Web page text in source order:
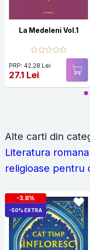
La Medeleni Vol.1
PRP: 42.28 Lei
27.1 Lei
Alte carti din
Literatura
religioase pentru
-3.8%
-50% EXTRA